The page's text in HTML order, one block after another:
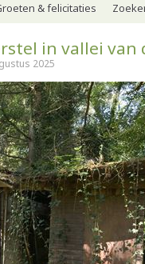
& felicitaties
in vallei van
2025